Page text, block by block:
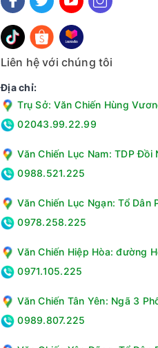
Tần số quét 60Hz hiển thị mượt
Smart Tivi LG 65NU855BPSA
mạch hơn.
Liên hệ với chúng tôi
Địa chỉ:
Trụ Sở: Văn Chiến Hùng
02043.99.22.99
Văn Chiến Lục Nam: TDP
0988.521.225
Văn Chiến Lục Ngạn: Tổ Dân
0978.258.225
Văn Chiến Hiệp Hòa: đường
0971.105.225
Văn Chiến Tân Yên: Ngã 3
0989.807.225